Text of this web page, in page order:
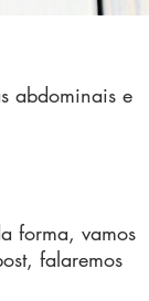
abdominais e
forma, vamos
falaremos